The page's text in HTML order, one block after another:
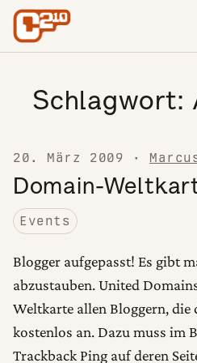
Skip to content
Schlagwort:
20. März 2009 ·
Domain-
Events
Blogger aufgepasst! Es gibt
abzustauben. United
Weltkarte allen Bloggern, die
kostenlos an. Dazu muss im
Trackback Ping auf deren